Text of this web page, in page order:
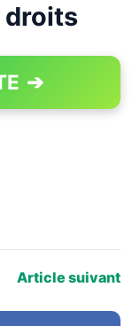
droits
➔
1 OF 4
Article suivant